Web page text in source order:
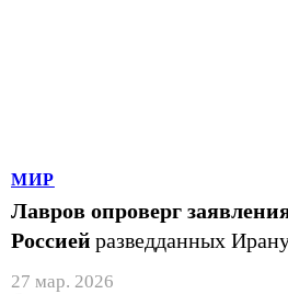
МИР
Лавров опроверг
Россией разведданных
27 мар. 2026